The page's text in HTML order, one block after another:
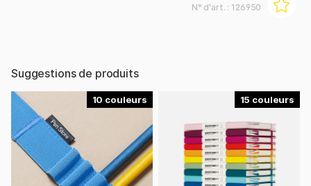
N° d'art. : 126950
Suggestions de produits
10 15